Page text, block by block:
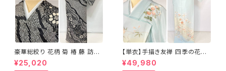
豪華総絞り 花柄 菊 椿 藤 訪問
着 鹿の子絞り ラメ 正絹 黒 白
グレー 1435
¥25,020
【単衣】手描き友禅 四季の花々
正絹 訪問着 水色 黄緑 白 パス
テルカラー 1431
¥49,980